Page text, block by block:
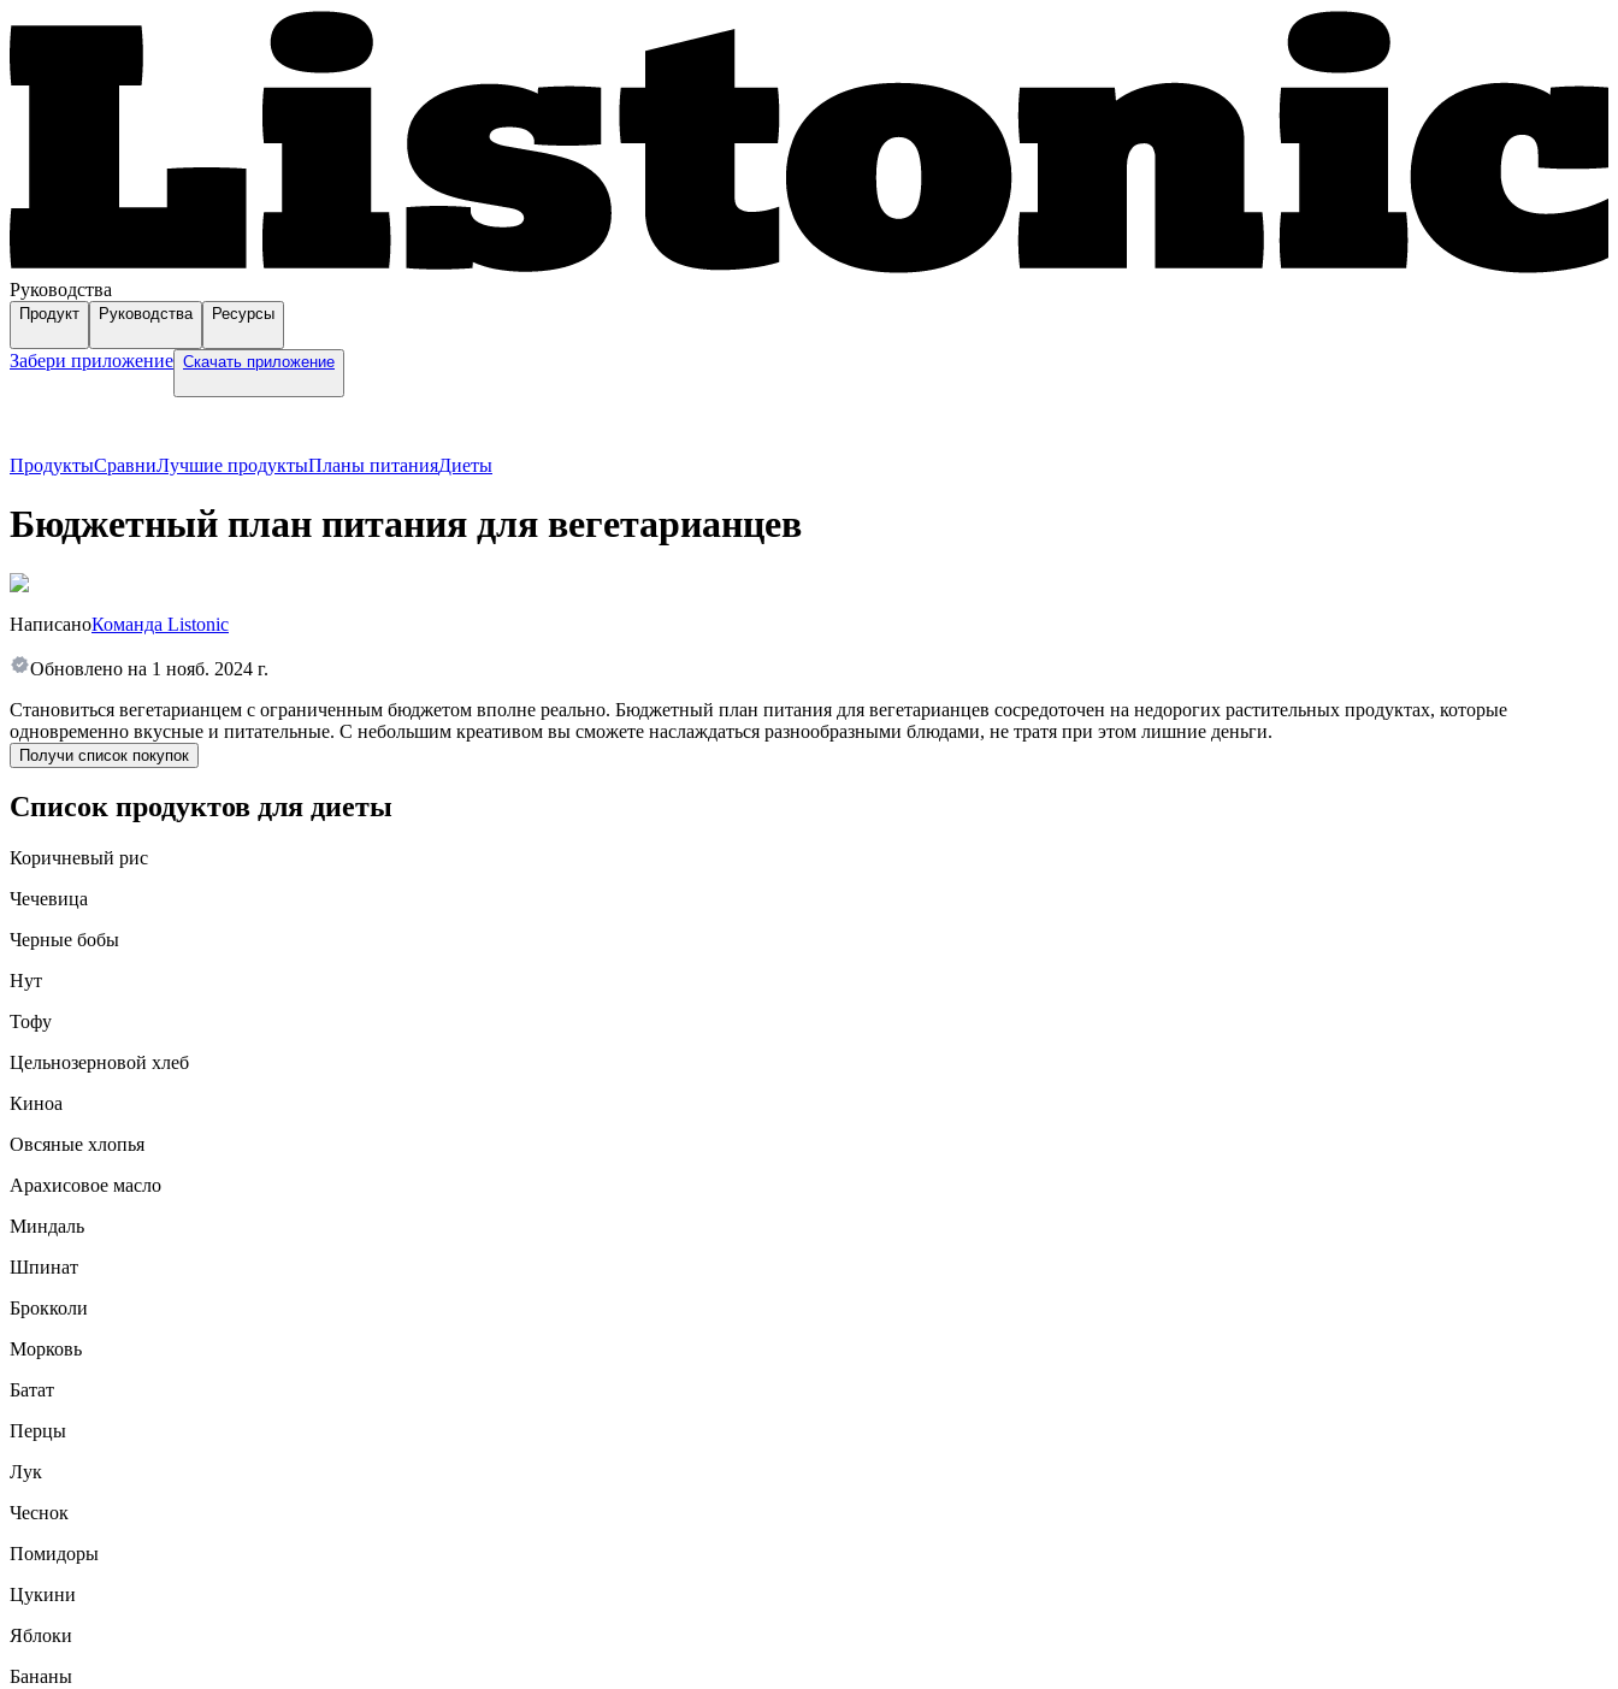
Руководства
Продукт Руководства Ресурсы
Забери приложение Скачать приложение
ПродуктыСравниЛучшие продуктыПланы питанияДиеты
Бюджетный план питания для вегетарианцев
НаписаноКоманда Listonic
Обновлено на 1 нояб. 2024 г.
Становиться вегетарианцем с ограниченным бюджетом вполне реально. Бюджетный план питания для вегетарианцев сосредоточен на недорогих растительных продуктах, которые
одновременно вкусные и питательные. С небольшим креативом вы сможете наслаждаться разнообразными блюдами, не тратя при этом лишние деньги.
Получи список покупок
Список продуктов для диеты
Коричневый рис
Чечевица
Черные бобы
Нут
Тофу
Цельнозерновой хлеб
Киноа
Овсяные хлопья
Арахисовое масло
Миндаль
Шпинат
Брокколи
Морковь
Батат
Перцы
Лук
Чеснок
Помидоры
Цукини
Яблоки
Бананы